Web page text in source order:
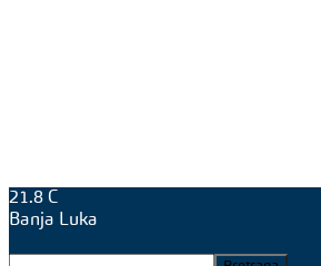
21.8 C
Banja Luka